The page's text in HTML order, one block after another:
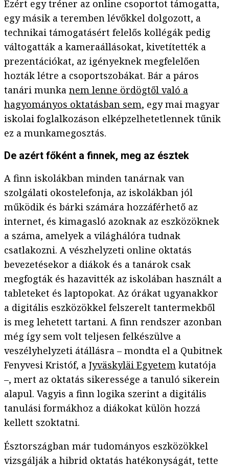
Ezért egy tréner az online csoportot támogatta,
egy másik a teremben lévőkkel dolgozott, a
technikai támogatásért felelős kollégák pedig
váltogatták a kameraállásokat, kivetítették a
prezentációkat, az igényeknek megfelelően
hozták létre a csoportszobákat. Bár a páros
tanári munka nem lenne ördögtől való a
hagyományos oktatásban sem, egy mai magyar
iskolai foglalkozáson elképzelhetetlennek tűnik
ez a munkamegosztás.
De azért főként a finnek, meg az észtek
A finn iskolákban minden tanárnak van
szolgálati okostelefonja, az iskolákban jól
működik és bárki számára hozzáférhető az
internet, és kimagasló azoknak az eszközöknek
a száma, amelyek a világhálóra tudnak
csatlakozni. A vészhelyzeti online oktatás
bevezetésekor a diákok és a tanárok csak
megfogták és hazavitték az iskolában használt a
tableteket és laptopokat. Az órákat ugyanakkor
a digitális eszközökkel felszerelt tantermekből
is meg lehetett tartani. A finn rendszer azonban
még így sem volt teljesen felkészülve a
veszélyhelyzeti átállásra – mondta el a Qubitnek
Fenyvesi Kristóf, a Jyväskyläi Egyetem kutatója
–, mert az oktatás sikeressége a tanuló sikerein
alapul. Vagyis a finn logika szerint a digitális
tanulási formákhoz a diákokat külön hozzá
kellett szoktatni.
Észtországban már tudományos eszközökkel
vizsgálják a hibrid oktatás hatékonyságát, tette